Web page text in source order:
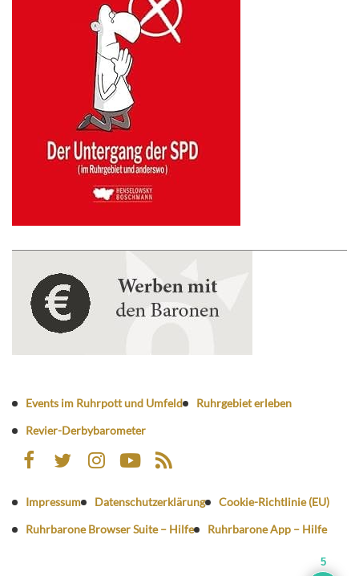
Events im Ruhrpott und Umfeld
Ruhrgebiet erleben
Revier-Derbybarometer
Impressum Datenschutzerklärung
Cookie-Richtlinie (EU)
Ruhrbarone Browser Suite – Hilfe
Ruhrbarone App – Hilfe
5